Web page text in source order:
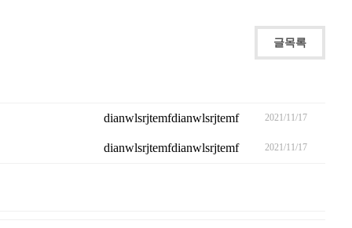
글목록
dianwlsrjtemfdianwlsrjtemf 2021/11/17
dianwlsrjtemfdianwlsrjtemf 2021/11/17